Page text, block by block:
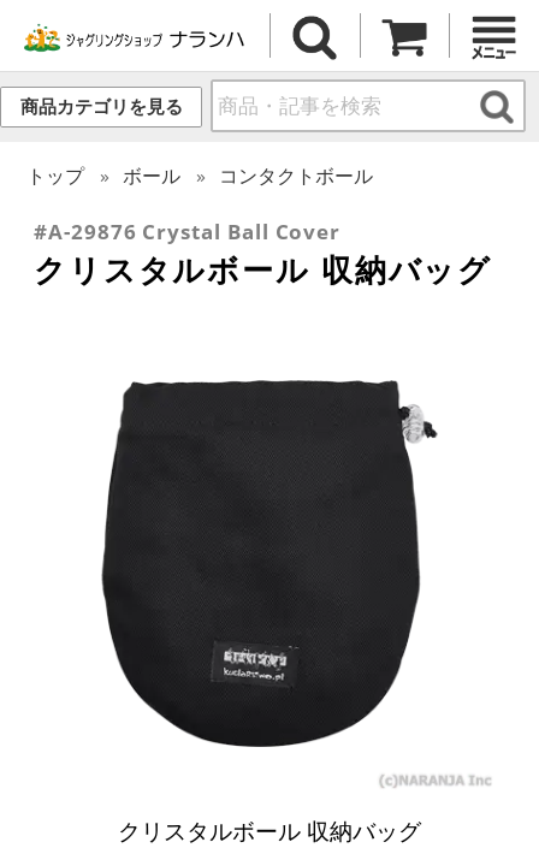
商品カテゴリを見る
トップ ボール コンタクトボール
#A-29876 Crystal Ball Cover
クリスタルボール 収納バッグ
クリスタルボール 収納バッグ